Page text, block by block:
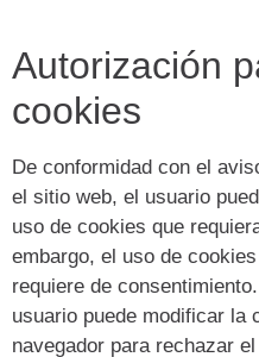
Autorización
cookies
De conformidad con el
el sitio web, el usuario
uso de cookies que
embargo, el uso de
requiere de
usuario puede modificar la
navegador para rechazar